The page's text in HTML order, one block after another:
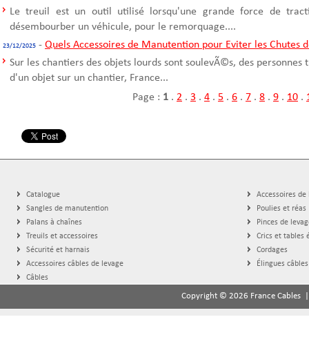
Le treuil est un outil utilisé lorsqu'une grande force de
désembourber un véhicule, pour le remorquage....
23/12/2025 - Quels Accessoires de Manutention pour Eviter les Chutes
Sur les chantiers des objets lourds sont soulevÃ©s, des
d'un objet sur un chantier, France...
Page : 1 . 2 . 3 . 4 . 5 . 6 . 7 . 8 . 9 . 10 .
Catalogue
Sangles de manutention
Palans à chaînes
Treuils et accessoires
Sécurité et harnais
Accessoires câbles de levage
Câbles
Accessoires de
Poulies et réas
Pinces de
Crics et tables
Cordages
Élingues câbles
Copyright © 2026 France